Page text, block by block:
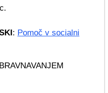
: Pomoč v socialni